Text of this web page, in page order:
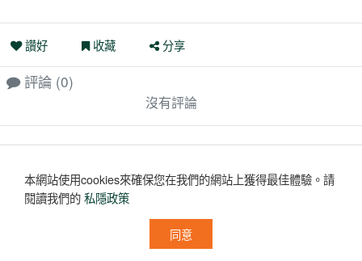
讚好 收藏 分享
評論 (0)
沒有評論
本網站使用cookies來確保您在我們的網站上獲得最佳體驗。請
閱讀我們的私隱政策
同意